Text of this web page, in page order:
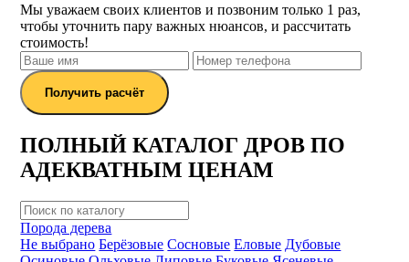
Мы уважаем своих клиентов и позвоним только 1 раз,
чтобы уточнить пару важных нюансов, и рассчитать
стоимость!
Получить расчёт
ПОЛНЫЙ КАТАЛОГ ДРОВ ПО
АДЕКВАТНЫМ ЦЕНАМ
Порода дерева
Не выбрано Берёзовые Сосновые Еловые Дубовые